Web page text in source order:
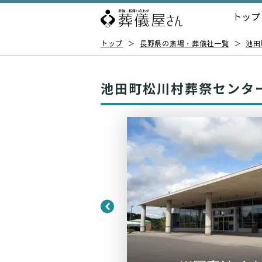
トップ
トップ ＞ 長野県の斎場・葬儀社一覧 ＞ 池
池田町松川村葬祭センタ